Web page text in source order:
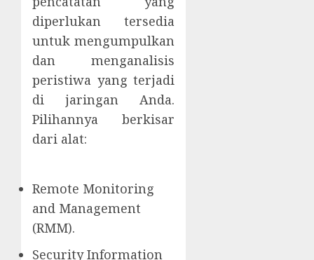
diperlukan tersedia
untuk mengumpulkan
dan menganalisis
peristiwa yang terjadi
di jaringan Anda.
Pilihannya berkisar
dari alat:
Remote Monitoring
and Management
(RMM).
Security Information